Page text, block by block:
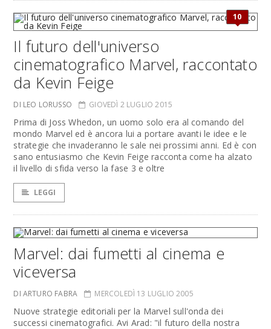
10
Il futuro dell'universo
cinematografico Marvel, raccontato
da Kevin Feige
DI LEO LORUSSO GIOVEDÌ 2 LUGLIO 2015
Prima di Joss Whedon, un uomo solo era al comando del
mondo Marvel ed è ancora lui a portare avanti le idee e le
strategie che invaderanno le sale nei prossimi anni. Ed è con
sano entusiasmo che Kevin Feige racconta come ha alzato
il livello di sfida verso la fase 3 e oltre
LEGGI
Marvel: dai fumetti al cinema e
viceversa
DI ARTURO FABRA MERCOLEDÌ 13 LUGLIO 2005
Nuove strategie editoriali per la Marvel sull'onda dei
successi cinematografici. Avi Arad: "il futuro della nostra